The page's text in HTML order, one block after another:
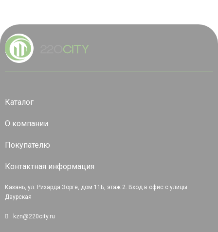
Каталог
О компании
Покупателю
Контактная информация
Казань, ул. Рихарда Зорге, дом 11Б, этаж 2. Вход в офис с улицы
Даурская
kzn@220city.ru